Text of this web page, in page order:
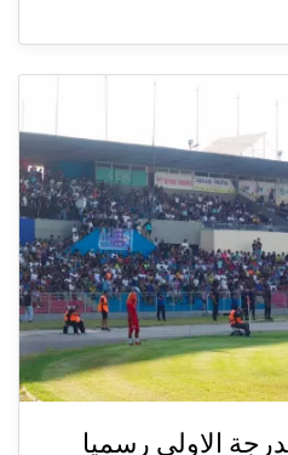
الاولى رسميا